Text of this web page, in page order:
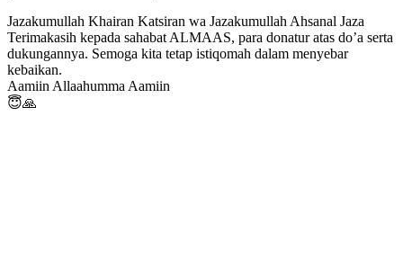
Jazakumullah Khairan Katsiran wa Jazakumullah Ahsanal Jaza
Terimakasih kepada sahabat ALMAAS, para donatur atas do’a serta
dukungannya. Semoga kita tetap istiqomah dalam menyebar
kebaikan.
Aamiin Allaahumma Aamiin
😇🙏